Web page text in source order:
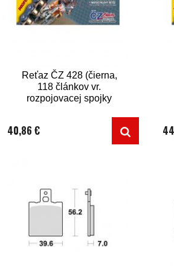
Reťaz ČZ 428 (čierna,
118 článkov vr.
rozpojovacej spojky
40,86 €